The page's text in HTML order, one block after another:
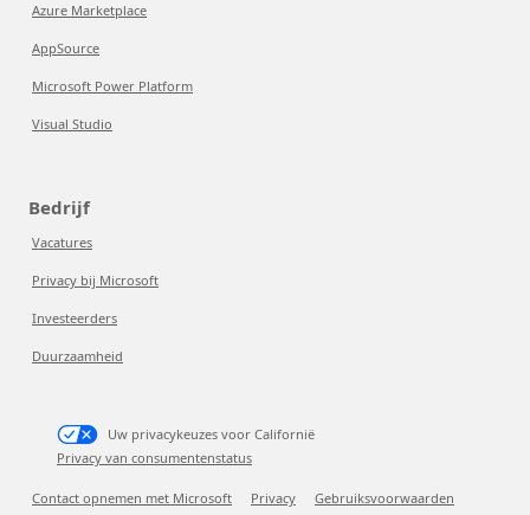
Azure Marketplace
AppSource
Microsoft Power Platform
Visual Studio
Bedrijf
Vacatures
Privacy bij Microsoft
Investeerders
Duurzaamheid
Uw privacykeuzes voor Californië
Privacy van consumentenstatus
Contact opnemen met Microsoft Privacy Gebruiksvoorwaarden